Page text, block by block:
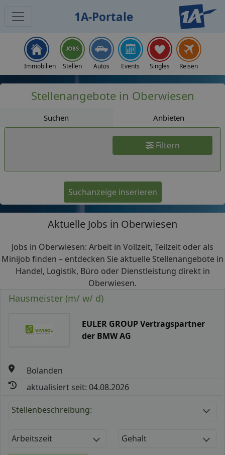
1A-Portale
Immobilien Stellen Autos Events Singles Reisen
Stellenangebote in Oberwiesen
Suchen Anbieten
Filtern
Suchanzeige inserieren
Aktuelle Jobs in Oberwiesen
Jobs in Oberwiesen: Arbeit in Vollzeit, Teilzeit oder als
Minijob finden – entdecken Sie aktuelle Stellenangebote in
Handel, Logistik, Büro oder Dienstleistung direkt in
Oberwiesen.
Hausmeister (m/ w/ d)
EULER GROUP Vertragspartner
der BMW AG
Bolanden
aktualisiert seit: 04.08.2026
Stellenbeschreibung:
Arbeitszeit Gehalt